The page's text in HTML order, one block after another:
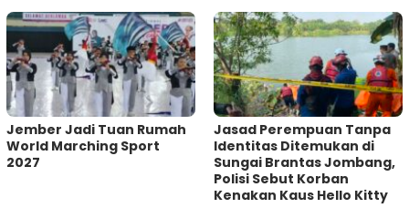
Jember Jadi Tuan Rumah
World Marching Sport
2027
Jasad Perempuan Tanpa
Identitas Ditemukan di
Sungai Brantas Jombang,
Polisi Sebut Korban
Kenakan Kaus Hello Kitty